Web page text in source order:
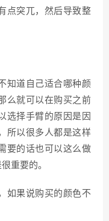
点突兀，然后导致整
知道自己适合哪种颜
么就可以在购买之前
选择手臂的原因是因
所以很多人都是这样
要的话也可以这么做
重要的。
如果说购买的颜色不